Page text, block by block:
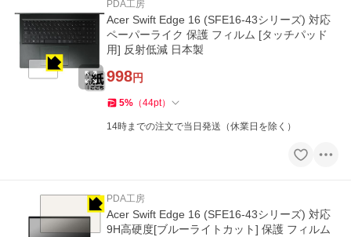
PDA工房
Acer Swift Edge 16 (SFE16-43シリーズ) 対応
ペーパーライク 保護 フィルム [タッチパッド
用] 反射低減 日本製
998円
5% （44pt）
14時までの注文で当日発送（休業日を除く）
PDA工房
Acer Swift Edge 16 (SFE16-43シリーズ) 対応
9H高硬度[ブルーライトカット] 保護 フィルム